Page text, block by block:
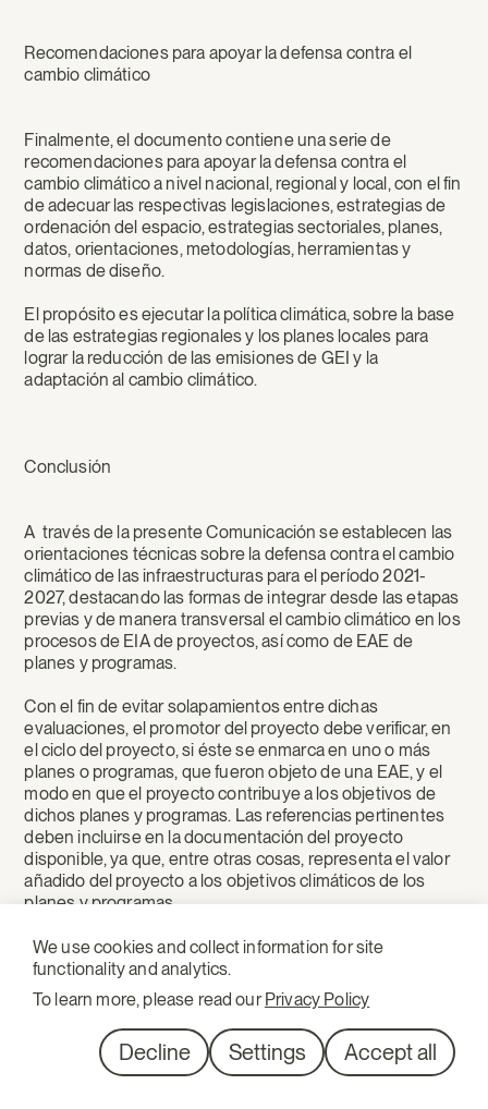
Recomendaciones para apoyar la defensa contra el
cambio climático
Finalmente, el documento contiene una serie de
recomendaciones para apoyar la defensa contra el
cambio climático a nivel nacional, regional y local, con el fin
de adecuar las respectivas legislaciones, estrategias de
ordenación del espacio, estrategias sectoriales, planes,
datos, orientaciones, metodologías, herramientas y
normas de diseño.
El propósito es ejecutar la política climática, sobre la base
de las estrategias regionales y los planes locales para
lograr la reducción de las emisiones de GEI y la
adaptación al cambio climático.
Conclusión
A través de la presente Comunicación se establecen las
orientaciones técnicas sobre la defensa contra el cambio
climático de las infraestructuras para el período 2021-
2027, destacando las formas de integrar desde las etapas
previas y de manera transversal el cambio climático en los
procesos de EIA de proyectos, así como de EAE de
planes y programas.
Con el fin de evitar solapamientos entre dichas
evaluaciones, el promotor del proyecto debe verificar, en
el ciclo del proyecto, si éste se enmarca en uno o más
planes o programas, que fueron objeto de una EAE, y el
modo en que el proyecto contribuye a los objetivos de
dichos planes y programas. Las referencias pertinentes
deben incluirse en la documentación del proyecto
disponible, ya que, entre otras cosas, representa el valor
añadido del proyecto a los objetivos climáticos de los
planes y programas.
Asimismo, cuando un proyecto se enmarca en uno o más
planes o programas que no se hayan sometido a la EAE,
pero que incluyan objetivos climáticos, se recomienda
incluir las referencias pertinentes en la documentación
del proyecto.
De esta manera, las presentes orientaciones se alinean
We use cookies and collect information for site
functionality and analytics.
To learn more, please read ourPrivacy Policy
Decline Settings Accept all